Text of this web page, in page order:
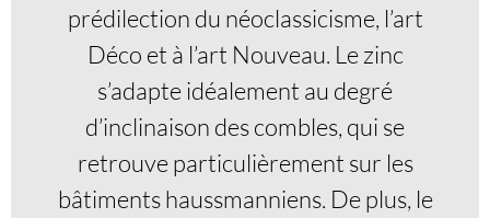
prédilection du néoclassicisme, l’art
Déco et à l’art Nouveau. Le zinc
s’adapte idéalement au degré
d’inclinaison des combles, qui se
retrouve particulièrement sur les
bâtiments haussmanniens. De plus, le